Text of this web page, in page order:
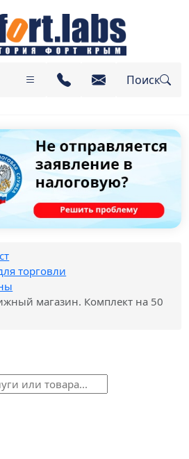
Поиск
торговли
магазин. Комплект на 50